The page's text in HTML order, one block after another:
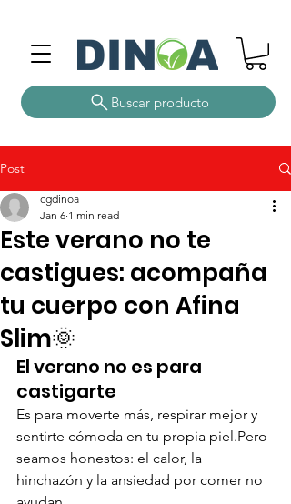
Buscar producto
Post
Este verano no te
castigues: acompaña
tu cuerpo con Afina
Slim🌞
cgdinoa
Jan 6 1 min read
El verano no es para
castigarte
Es para moverte más, respirar mejor y
sentirte cómoda en tu propia piel.Pero
seamos honestos: el calor, la
hinchazón y la ansiedad por comer no